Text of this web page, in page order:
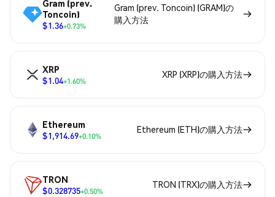
Gram (prev.
Toncoin)
$1.36+0.73%
Gram (prev. Toncoin) (GRAM)の
購入方法
XRP
$1.04+1.60%
XRP (XRP)の購入方法
Ethereum
$1,914.69+0.10%
Ethereum (ETH)の購入方法
TRON
$0.328735+0.50%
TRON (TRX)の購入方法